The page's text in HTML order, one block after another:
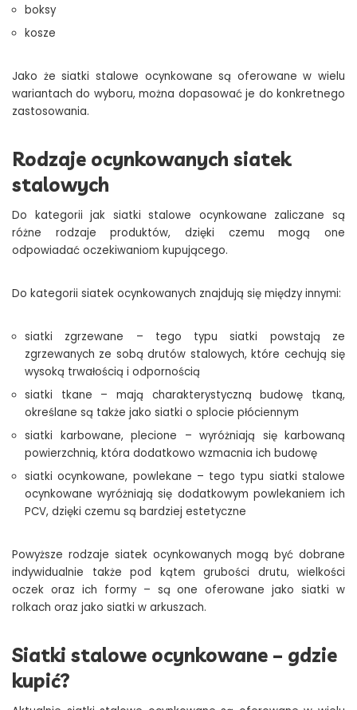
boksy
kosze
Jako że siatki stalowe ocynkowane są oferowane w wielu
wariantach do wyboru, można dopasować je do konkretnego
zastosowania.
Rodzaje ocynkowanych siatek
stalowych
Do kategorii jak siatki stalowe ocynkowane zaliczane są
różne rodzaje produktów, dzięki czemu mogą one
odpowiadać oczekiwaniom kupującego.
Do kategorii siatek ocynkowanych znajdują się między innymi:
siatki zgrzewane – tego typu siatki powstają ze
zgrzewanych ze sobą drutów stalowych, które cechują się
wysoką trwałością i odpornością
siatki tkane – mają charakterystyczną budowę tkaną,
określane są także jako siatki o splocie płóciennym
siatki karbowane, plecione – wyróżniają się karbowaną
powierzchnią, która dodatkowo wzmacnia ich budowę
siatki ocynkowane, powlekane – tego typu siatki stalowe
ocynkowane wyróżniają się dodatkowym powlekaniem ich
PCV, dzięki czemu są bardziej estetyczne
Powyższe rodzaje siatek ocynkowanych mogą być dobrane
indywidualnie także pod kątem grubości drutu, wielkości
oczek oraz ich formy – są one oferowane jako siatki w
rolkach oraz jako siatki w arkuszach.
Siatki stalowe ocynkowane – gdzie
kupić?